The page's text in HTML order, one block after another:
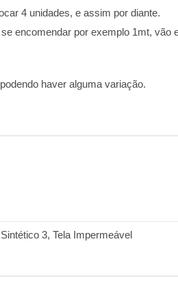
4 unidades, e assim por diante.
encomendar por exemplo 1mt, vão
haver alguma variação.
3, Tela Impermeável